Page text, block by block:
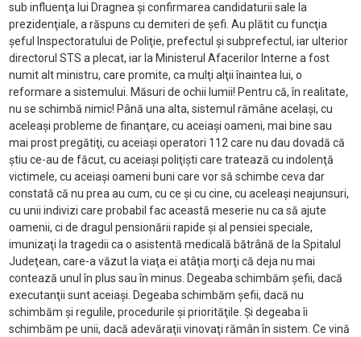
sub influenţa lui Dragnea şi confirmarea candidaturii sale la
prezidenţiale, a răspuns cu demiteri de şefi. Au plătit cu funcţia
şeful Inspectoratului de Poliţie, prefectul şi subprefectul, iar ulterior
directorul STS a plecat, iar la Ministerul Afacerilor Interne a fost
numit alt ministru, care promite, ca mulţi alţii înaintea lui, o
reformare a sistemului. Măsuri de ochii lumii! Pentru că, în realitate,
nu se schimbă nimic! Până una alta, sistemul rămâne acelaşi, cu
aceleaşi probleme de finanţare, cu aceiaşi oameni, mai bine sau
mai prost pregătiţi, cu aceiaşi operatori 112 care nu dau dovadă că
ştiu ce-au de făcut, cu aceiaşi poliţişti care tratează cu indolenţă
victimele, cu aceiaşi oameni buni care vor să schimbe ceva dar
constată că nu prea au cum, cu ce şi cu cine, cu aceleaşi neajunsuri,
cu unii indivizi care probabil fac această meserie nu ca să ajute
oamenii, ci de dragul pensionării rapide şi al pensiei speciale,
imunizaţi la tragedii ca o asistentă medicală bătrână de la Spitalul
Judeţean, care-a văzut la viaţa ei atâţia morţi că deja nu mai
contează unul în plus sau în minus. Degeaba schimbăm şefii, dacă
executanţii sunt aceiaşi. Degeaba schimbăm şefii, dacă nu
schimbăm şi regulile, procedurile şi priorităţile. Şi degeaba îi
schimbăm pe unii, dacă adevăraţii vinovaţi rămân în sistem. Ce vină